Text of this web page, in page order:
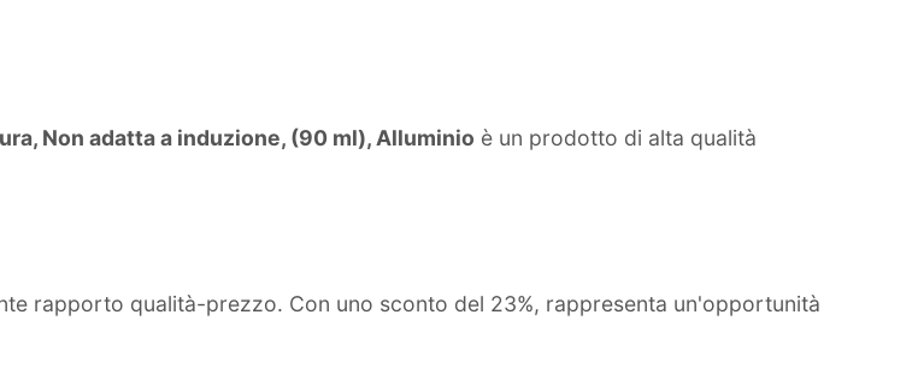
Non adatta a induzione, (90 ml), Alluminio è un prodotto di alta qualità
rapporto qualità-prezzo. Con uno sconto del 23%, rappresenta un'opportunità